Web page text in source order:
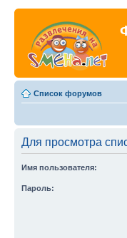
Список форумов
Для просмотра
Имя пользователя:
Пароль: